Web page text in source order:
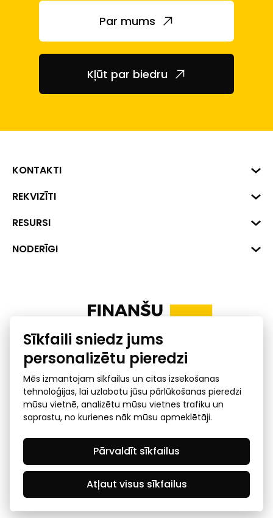
Par mums
Kļūt par biedru
KONTAKTI
Biznesa centrs "VERDE" Roberta
1045
+371 287 18175
REKVIZĪTI
Reģ. Nr. 40008002175
Banka: SEB Banka
RESURSI
Dati
Uzņēmumu kredītspējas kalkulators
NODERĪGI
Ombuds
pieprasījums
© 2026 Latvijas Finanšu nozares asociācija - visas tiesības
rezervētas
Created by Mediapark
Sīkfaili sniedz jums
personalizētu pieredzi
Mēs izmantojam sīkfailus un citas izsekošanas
tehnoloģijas, lai uzlabotu jūsu pārlūkošanas pieredzi
mūsu vietnē, analizētu mūsu vietnes trafiku un
saprastu, no kurienes nāk mūsu apmeklētāji.
Atļaut visus sīkfailus
Pārvaldīt sīkfailus